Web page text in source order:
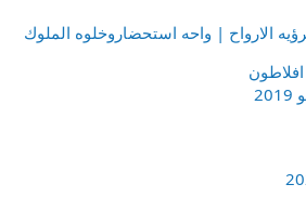
الارواح | واحه استحضاروخلوه الملوك